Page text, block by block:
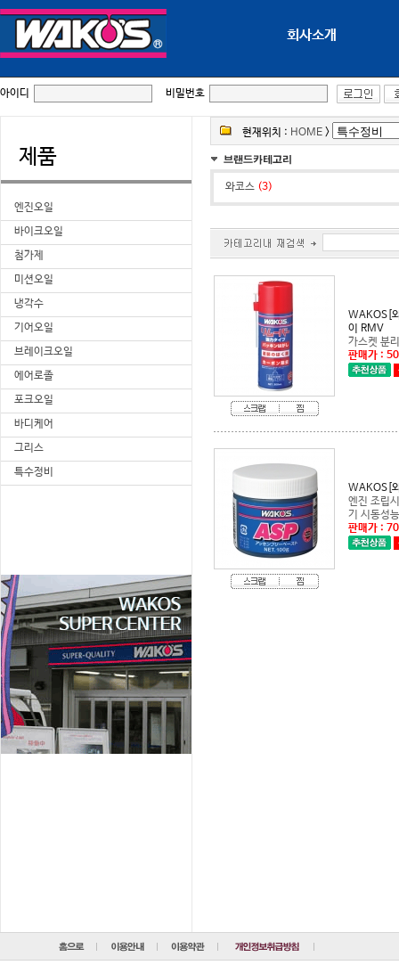
회사소개
아이디 비밀번호
제품
엔진오일
바이크오일
첨가제
미션오일
냉각수
기어오일
브레이크오일
에어로졸
포크오일
바디케어
그리스
특수정비
현재위치 : HOME >
와코스 (3)
이 RMV
가스켓 분
판매가 :
WAKOS[
기 시동성
판매가 :